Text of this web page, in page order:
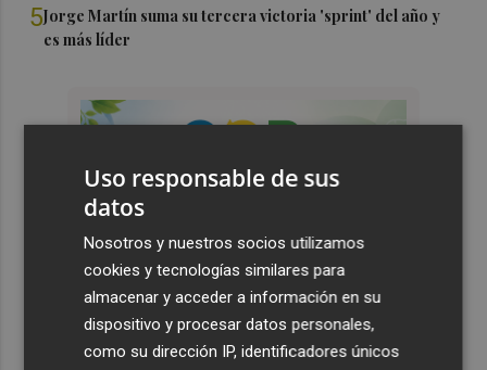
5Jorge Martín suma su tercera victoria 'sprint' del año y
es más líder
Uso responsable de sus
datos
Nosotros y nuestros socios utilizamos
cookies y tecnologías similares para
almacenar y acceder a información en su
dispositivo y procesar datos personales,
como su dirección IP, identificadores únicos